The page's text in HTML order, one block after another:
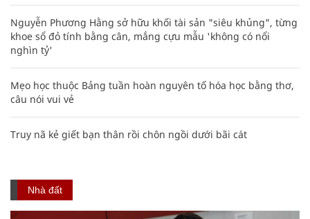
Nguyễn Phương Hằng sở hữu khối tài sản "siêu khủng", từng
khoe sổ đỏ tính bằng cân, mắng cựu mẫu 'không có nổi
nghìn tỷ'
Mẹo học thuộc Bảng tuần hoàn nguyên tố hóa học bằng thơ,
câu nói vui vẻ
Truy nã kẻ giết bạn thân rồi chôn ngồi dưới bãi cát
Nhà đất